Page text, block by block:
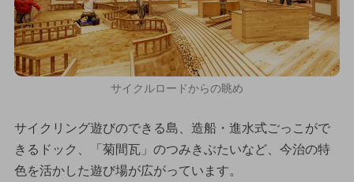
サイクルロードからの眺め
サイクリング遊びのできる島、造船・進水式ごっこがで
きるドック、「菊間瓦」のつみきぶたいなど、今治の特
色を活かした遊び場が広がっています。